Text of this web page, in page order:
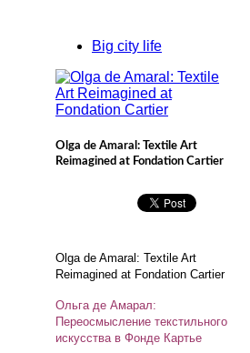
Big city life
Olga de Amaral: Textile Art
Reimagined at Fondation Cartier
Olga de Amaral: Textile Art
Reimagined at Fondation Cartier
Ольга де Амарал:
Переосмысление текстильного
искусства в Фонде Картье